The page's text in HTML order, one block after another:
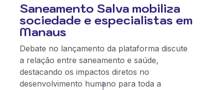
Saneamento Salva mobiliza
sociedade e especialistas em
Manaus
Debate no lançamento da plataforma discute
a relação entre saneamento e saúde,
destacando os impactos diretos no
desenvolvimento humano para toda a